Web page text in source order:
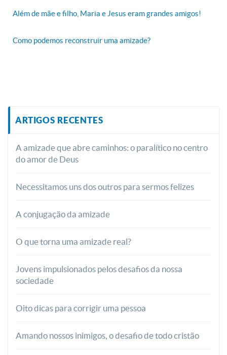
Além de mãe e filho, Maria e Jesus eram grandes amigos!
Como podemos reconstruir uma amizade?
ARTIGOS RECENTES
A amizade que abre caminhos: o paralítico no centro
do amor de Deus
Necessitamos uns dos outros para sermos felizes
A conjugação da amizade
O que torna uma amizade real?
Jovens impulsionados pelos desafios da nossa
sociedade
Oito dicas para corrigir uma pessoa
Amando nossos inimigos, o desafio de todo cristão